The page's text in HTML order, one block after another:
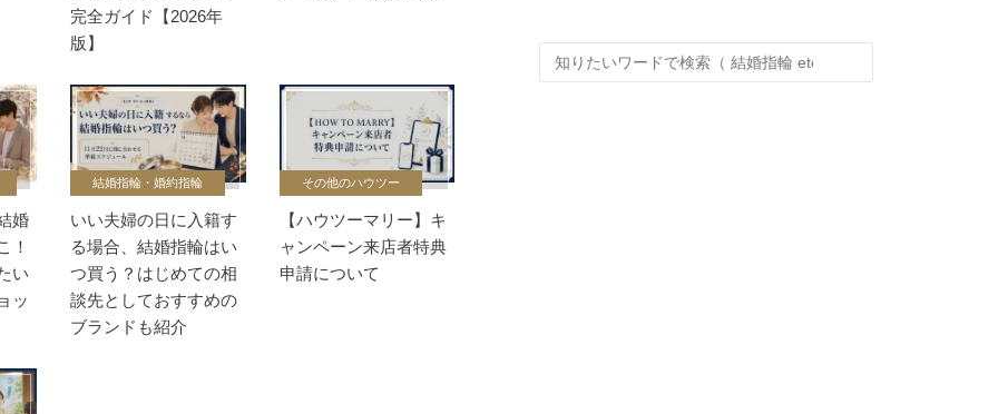
完全ガイド【2026年
版】
婚
！
い
ッ
結婚指輪・婚約指輪
いい夫婦の日に入籍す
る場合、結婚指輪はい
つ買う？はじめての相
談先としておすすめの
ブランドも紹介
その他のハウツー
【ハウツーマリー】キ
ャンペーン来店者特典
申請について